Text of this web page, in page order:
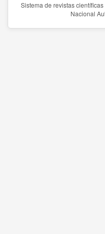
Sistema de revistas
Nacional